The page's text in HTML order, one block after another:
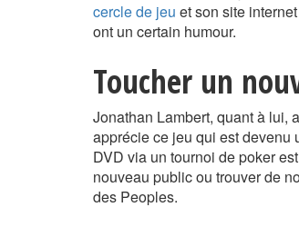
cercle de jeu et son site
ont un certain humour.
Toucher un
Jonathan Lambert, quant à lui,
apprécie ce jeu qui est devenu
DVD via un tournoi de poker
nouveau public ou trouver de
des Peoples.